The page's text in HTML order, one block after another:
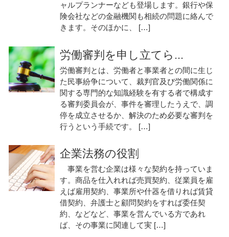
ャルプランナーなども登場します。銀行や保
険会社などの金融機関も相続の問題に絡んで
きます。そのほかに、 […]
労働審判を申し立てら...
労働審判とは、労働者と事業者との間に生じ
た民事紛争について、裁判官及び労働関係に
関する専門的な知識経験を有する者で構成す
る審判委員会が、事件を審理したうえで、調
停を成立させるか、解決のため必要な審判を
行うという手続です。 […]
企業法務の役割
事業を営む企業は様々な契約を持っていま
す。商品を仕入れれば売買契約、従業員を雇
えば雇用契約、事業所や什器を借りれば賃貸
借契約、弁護士と顧問契約をすれば委任契
約、などなど、事業を営んでいる方であれ
ば、その事業に関連して実 […]